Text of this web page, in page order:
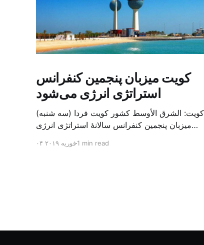
کویت میزبان پنجمین کنفرانس
استراتژی انرژی می‌شود
کویت: الشرق الأوسط کشور کویت فردا (سه شنبه)
میزبان پنجمین کنفرانس سالانهٔ استراتژی انرژی
الشرق الاوسط، حدود ۳۰۰ متخصص از شرکت‌های
۰۴ فوریه ۲۰۱۹1 min read